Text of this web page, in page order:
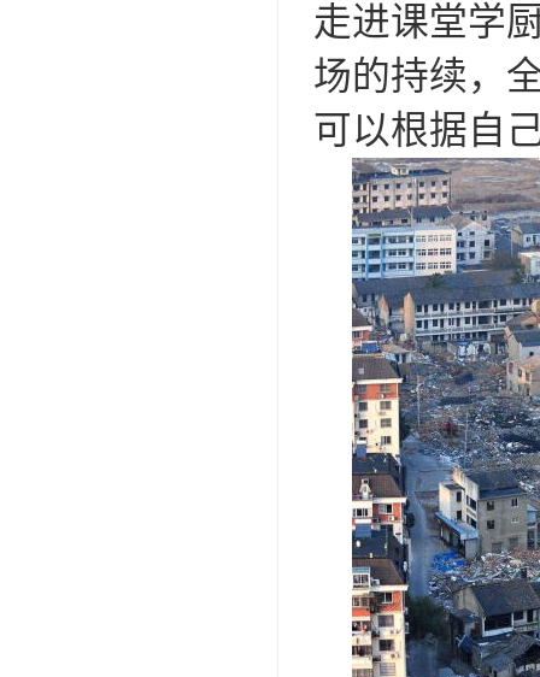
走进课堂学
场的持续，
可以根据自